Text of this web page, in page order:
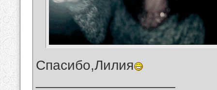
Спасибо,Лилия